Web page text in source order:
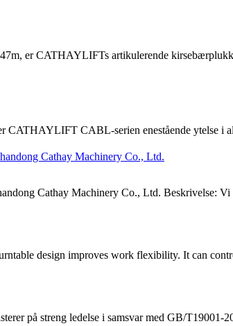
er CATHAYLIFTs artikulerende
CATHAYLIFT CABL-serien enestående ytelse i
Cathay Machinery Co., Ltd. Beskrivelse:
design improves work flexibility. It can
på streng ledelse i samsvar med GB/